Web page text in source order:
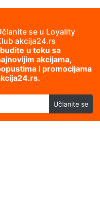
se u Loyality
akcija24.rs
u toku sa
akcijama,
i promocijama
Učlanite se